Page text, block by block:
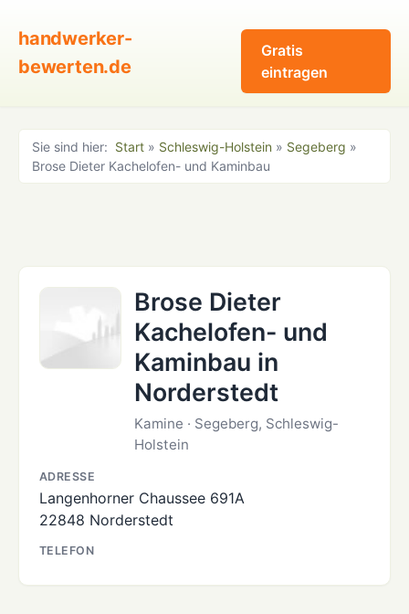
handwerker-
bewerten.de
Gratis
eintragen
Sie sind hier: Start » Schleswig-Holstein » Segeberg »
Brose Dieter Kachelofen- und Kaminbau
Brose Dieter
Kachelofen- und
Kaminbau in
Norderstedt
Kamine · Segeberg, Schleswig-
Holstein
ADRESSE
Langenhorner Chaussee 691A
22848 Norderstedt
TELEFON